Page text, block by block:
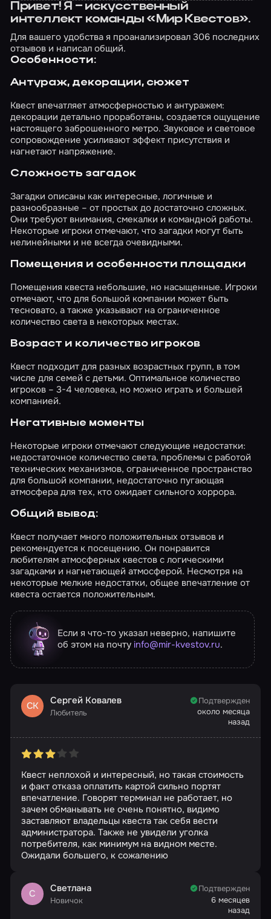
Привет! Я – искусственный
интеллект команды «Мир Квестов».
Для вашего удобства я проанализировал 306 последних
отзывов и написал общий.
Особенности:
Антураж, декорации, сюжет
Квест впечатляет атмосферностью и антуражем:
декорации детально проработаны, создается ощущение
настоящего заброшенного метро. Звуковое и световое
сопровождение усиливают эффект присутствия и
нагнетают напряжение.
Сложность загадок
Загадки описаны как интересные, логичные и
разнообразные – от простых до достаточно сложных.
Они требуют внимания, смекалки и командной работы.
Некоторые игроки отмечают, что загадки могут быть
нелинейными и не всегда очевидными.
Помещения и особенности площадки
Помещения квеста небольшие, но насыщенные. Игроки
отмечают, что для большой компании может быть
тесновато, а также указывают на ограниченное
количество света в некоторых местах.
Возраст и количество игроков
Квест подходит для разных возрастных групп, в том
числе для семей с детьми. Оптимальное количество
игроков – 3-4 человека, но можно играть и большей
компанией.
Негативные моменты
Некоторые игроки отмечают следующие недостатки:
недостаточное количество света, проблемы с работой
технических механизмов, ограниченное пространство
для большой компании, недостаточно пугающая
атмосфера для тех, кто ожидает сильного хоррора.
Общий вывод:
Квест получает много положительных отзывов и
рекомендуется к посещению. Он понравится
любителям атмосферных квестов с логическими
загадками и нагнетающей атмосферой. Несмотря на
некоторые мелкие недостатки, общее впечатление от
квеста остается положительным.
Если я что-то указал неверно, напишите
об этом на почту info@mir-kvestov.ru.
СК Сергей Ковалев
Любитель
Подтвержден
около месяца
назад
Квест неплохой и интересный, но такая стоимость
и факт отказа оплатить картой сильно портят
впечатление. Говорят терминал не работает, но
зачем обманывать не очень понятно, видимо
заставляют владельцы квеста так себя вести
администратора. Также не увидели уголка
потребителя, как минимум на видном месте.
Ожидали большего, к сожалению
С Светлана
Новичок
Подтвержден
6 месяцев
назад